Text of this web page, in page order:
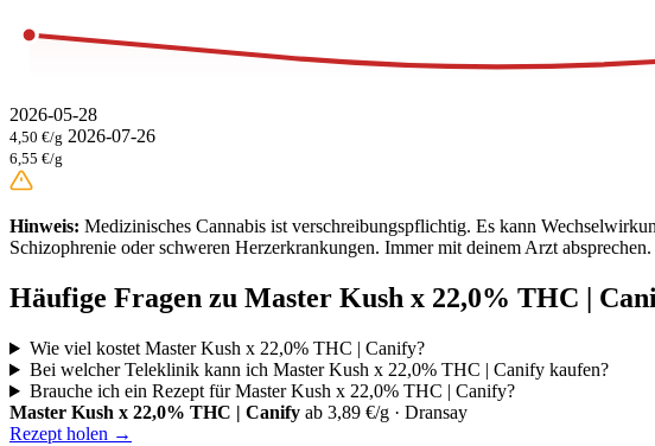
2026-05-28
4,50 €/g 2026-07-26
6,55 €/g
Hinweis: Medizinisches Cannabis ist verschreibungspflichtig. Es kann
Schizophrenie oder schweren Herzerkrankungen. Immer mit deinem Arzt absprechen.
Häufige Fragen zu Master Kush x 22,0% THC |
Wie viel kostet Master Kush x 22,0% THC | Canify?
Bei welcher Teleklinik kann ich Master Kush x 22,0% THC | Canify kaufen?
Brauche ich ein Rezept für Master Kush x 22,0% THC | Canify?
Master Kush x 22,0% THC | Canify ab 3,89 €/g · Dransay
Rezept holen →